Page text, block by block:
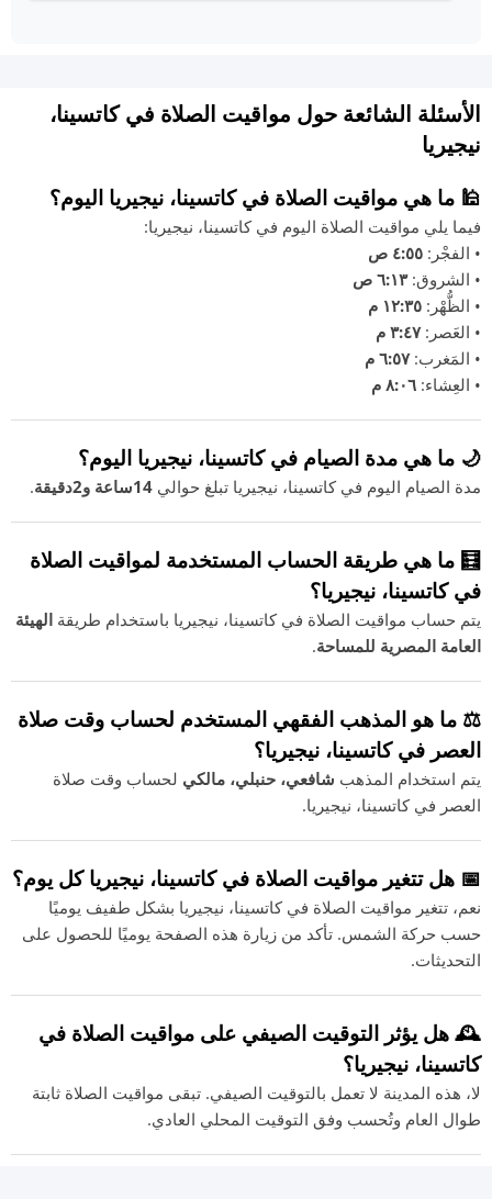
الأسئلة الشائعة حول مواقيت الصلاة في كاتسينا،
نيجيريا
🕌 ما هي مواقيت الصلاة في كاتسينا، نيجيريا اليوم؟
فيما يلي مواقيت الصلاة اليوم في كاتسينا، نيجيريا:
• الفجْر: ٤:٥٥ ص
• الشروق:٦:١٣ ص
• الظُّهْر: ١٢:٣٥ م
• العَصر:٣:٤٧ م
• المَغرب:٦:٥٧ م
• العِشاء: ٨:٠٦ م
🌙 ما هي مدة الصيام في كاتسينا، نيجيريا اليوم؟
مدة الصيام اليوم في كاتسينا، نيجيريا تبلغ حوالي 14ساعة و2دقيقة .
🧮 ما هي طريقة الحساب المستخدمة لمواقيت الصلاة
في كاتسينا، نيجيريا؟
يتم حساب مواقيت الصلاة في كاتسينا، نيجيريا باستخدام طريقة الهيئة
العامة المصرية للمساحة.
⚖️ ما هو المذهب الفقهي المستخدم لحساب وقت صلاة
العصر في كاتسينا، نيجيريا؟
يتم استخدام المذهب شافعي، حنبلي، مالكي لحساب وقت صلاة
العصر في كاتسينا، نيجيريا.
📅 هل تتغير مواقيت الصلاة في كاتسينا، نيجيريا كل يوم؟
نعم، تتغير مواقيت الصلاة في كاتسينا، نيجيريا بشكل طفيف يوميًا
حسب حركة الشمس. تأكد من زيارة هذه الصفحة يوميًا للحصول على
التحديثات.
🕰️ هل يؤثر التوقيت الصيفي على مواقيت الصلاة في
كاتسينا، نيجيريا؟
لا، هذه المدينة لا تعمل بالتوقيت الصيفي. تبقى مواقيت الصلاة ثابتة
طوال العام وتُحسب وفق التوقيت المحلي العادي.